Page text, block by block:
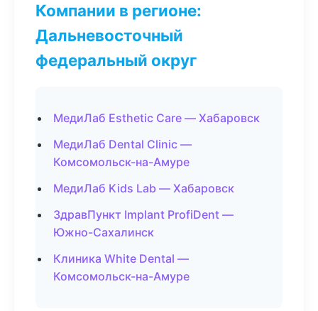
Компании в регионе:
Дальневосточный
федеральный округ
МедиЛаб Esthetic Care — Хабаровск
МедиЛаб Dental Clinic —
Комсомольск-на-Амуре
МедиЛаб Kids Lab — Хабаровск
ЗдравПункт Implant ProfiDent —
Южно-Сахалинск
Клиника White Dental —
Комсомольск-на-Амуре